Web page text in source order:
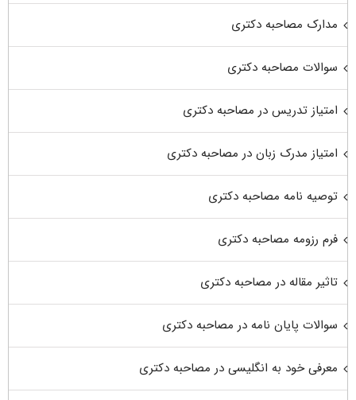
مدارک مصاحبه دکتری
سوالات مصاحبه دکتری
امتیاز تدریس در مصاحبه دکتری
امتیاز مدرک زبان در مصاحبه دکتری
توصیه نامه مصاحبه دکتری
فرم رزومه مصاحبه دکتری
تاثیر مقاله در مصاحبه دکتری
سوالات پایان نامه در مصاحبه دکتری
معرفی خود به انگلیسی در مصاحبه دکتری